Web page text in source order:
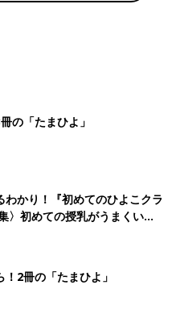
の「たまひよ」
わかり！『初めてのひよこクラ
〉初めての授乳がうまくい
の基本と夏のトラブル 解決テ
2冊の「たまひよ」